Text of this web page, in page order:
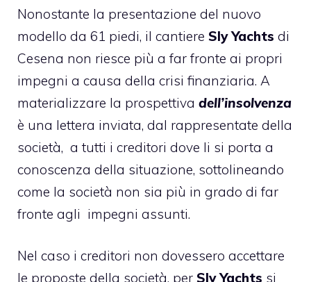
Nonostante la presentazione del nuovo
modello da 61 piedi, il cantiere Sly Yachts di
Cesena non riesce più a far fronte ai propri
impegni a causa della crisi finanziaria. A
materializzare la prospettiva dell’insolvenza
è una lettera inviata, dal rappresentate della
società, a tutti i creditori dove li si porta a
conoscenza della situazione, sottolineando
come la società non sia più in grado di far
fronte agli impegni assunti.
Nel caso i creditori non dovessero accettare
le proposte della società, per Sly Yachts si